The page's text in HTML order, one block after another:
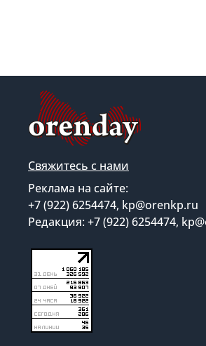
Свяжитесь с нами
Реклама на сайте:
+7 (922) 6254474, kp@orenkp.ru
Редакция: +7 (922) 6254474,